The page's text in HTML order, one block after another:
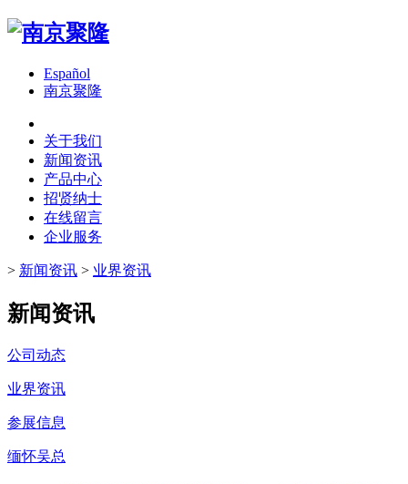
Español
南京聚隆
关于我们
新闻资讯
产品中心
招贤纳士
在线留言
企业服务
> 新闻资讯 > 业界资讯
新闻资讯
公司动态
业界资讯
参展信息
缅怀吴总